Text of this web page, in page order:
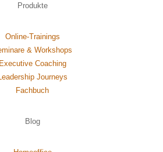
Produkte
Online-Trainings
& Workshops
Executive Coaching
Journeys
Fachbuch
Blog